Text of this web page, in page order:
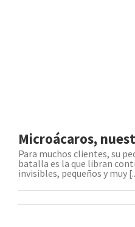
Microácaros,
Para muchos clientes, su
batalla es la que libran
invisibles, pequeños y muy